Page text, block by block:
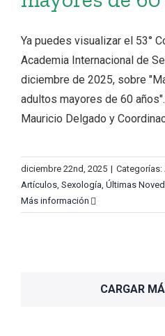
Ya puedes visualizar el 53°
Academia Internacional de
diciembre de 2025, sobre
adultos mayores de 60
Mauricio Delgado y
diciembre 22nd, 2025 | Categorías:
Artículos, Sexología, Últimas
Más información
CARGAR